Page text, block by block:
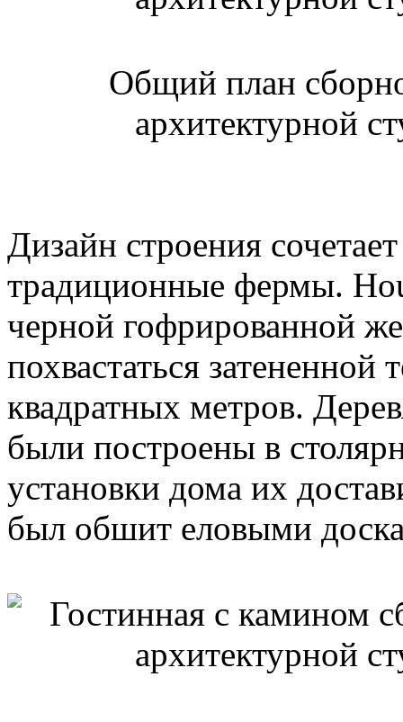
Общий план
архитектурной
Дизайн строения
традиционные фермы.
черной гофрированной
похвастаться
квадратных метров.
были построены в
установки дома их
был обшит еловыми